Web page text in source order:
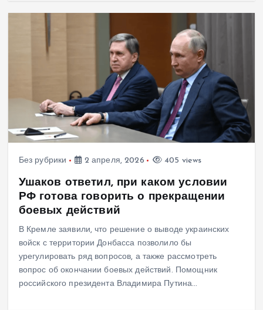
Без рубрики 2 апреля, 2026 405 views
Ушаков ответил, при каком условии
РФ готова говорить о прекращении
боевых действий
В Кремле заявили, что решение о выводе украинских
войск с территории Донбасса позволило бы
урегулировать ряд вопросов, а также рассмотреть
вопрос об окончании боевых действий. Помощник
российского президента Владимира Путина…